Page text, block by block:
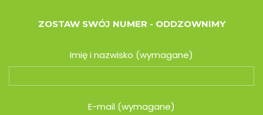
ZOSTAW SWÓJ NUMER - ODDZOWNIMY
Imię i nazwisko (wymagane)
E-mail (wymagane)